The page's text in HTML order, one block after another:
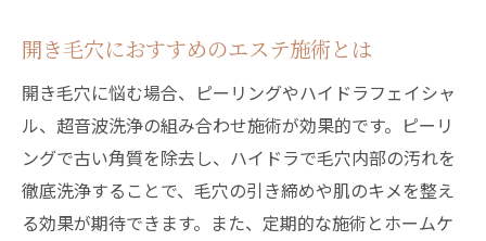
開き毛穴におすすめのエステ施術とは
開き毛穴に悩む場合、ピーリングやハイドラフェイシャ
ル、超音波洗浄の組み合わせ施術が効果的です。ピーリ
ングで古い角質を除去し、ハイドラで毛穴内部の汚れを
徹底洗浄することで、毛穴の引き締めや肌のキメを整え
る効果が期待できます。また、定期的な施術とホームケ